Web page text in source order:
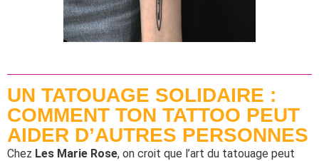
UN TATOUAGE SOLIDAIRE :
COMMENT TON TATTOO PEUT
AIDER D’AUTRES PERSONNES
Chez Les Marie Rose, on croit que l’art du tatouage peut